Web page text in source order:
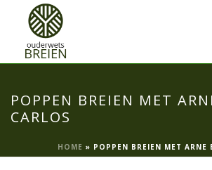
POPPEN BREIEN MET
CARLOS
HOME » POPPEN BREIEN MET ARNE